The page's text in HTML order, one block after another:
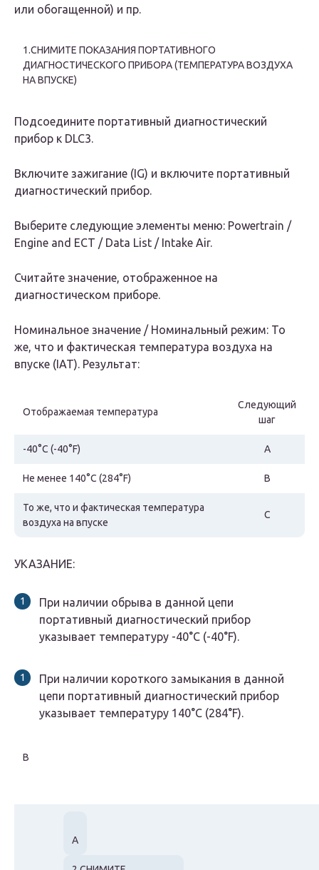
или обогащенной) и пр.
1.СНИМИТЕ ПОКАЗАНИЯ ПОРТАТИВНОГО
ДИАГНОСТИЧЕСКОГО ПРИБОРА (ТЕМПЕРАТУРА ВОЗДУХА
НА ВПУСКЕ)
Подсоедините портативный диагностический
прибор к DLC3.
Включите зажигание (IG) и включите портативный
диагностический прибор.
Выберите следующие элементы меню: Powertrain /
Engine and ECT / Data List / Intake Air.
Считайте значение, отображенное на
диагностическом приборе.
Номинальное значение / Номинальный режим: То
же, что и фактическая температура воздуха на
впуске (IAT). Результат:
Отображаемая температура
Следующий
шаг
-40°C (-40°F) А
Не менее 140°C (284°F) B
То же, что и фактическая температура
воздуха на впуске
C
УКАЗАНИЕ:
При наличии обрыва в данной цепи
портативный диагностический прибор
указывает температуру -40°C (-40°F).
При наличии короткого замыкания в данной
цепи портативный диагностический прибор
указывает температуру 140°C (284°F).
B
А